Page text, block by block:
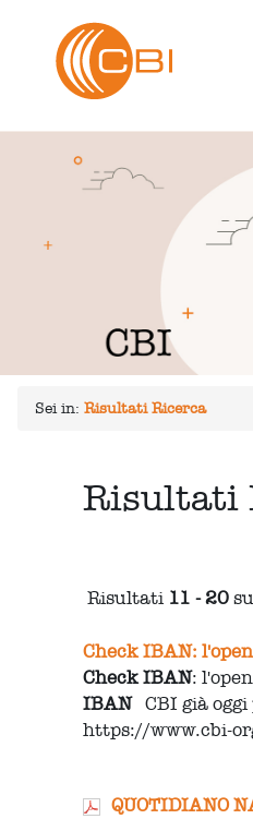
Sei in: Risultati Ricerca
Risultati
Risultati 11 - 20
Check IBAN:
CheckIBAN:
IBANCBI già oggi
https://www.cbi-
QUOTIDIANO